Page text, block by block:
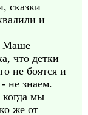
сказки
и
Маше
что детки
не боятся и
не знаем.
мы
же от